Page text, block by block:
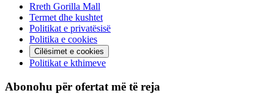
Rreth Gorilla Mall
Termet dhe kushtet
Politikat e privatësisë
Politika e cookies
Cilësimet e cookies
Politikat e kthimeve
Abonohu për ofertat më të reja